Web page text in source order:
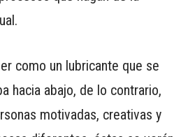
como un lubricante que se
hacia abajo, de lo contrario,
motivadas, creativas y